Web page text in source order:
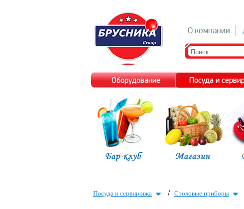
О компании
Оборудование Посуда и
Посуда и сервировка / Столовые приборы